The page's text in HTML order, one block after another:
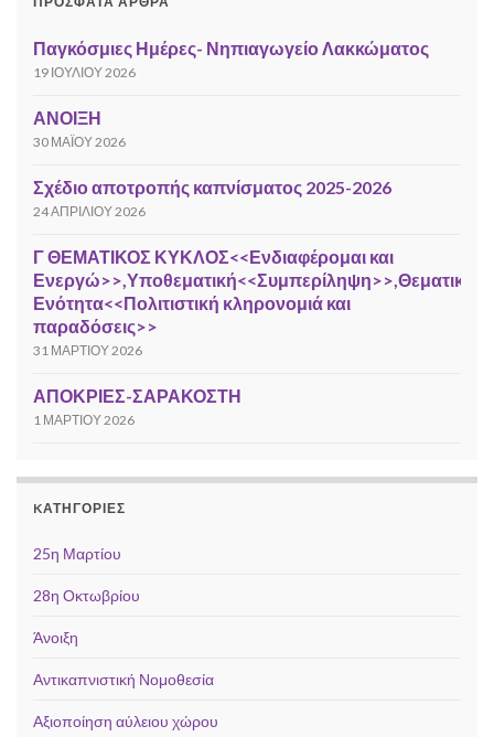
Παγκόσμιες Ημέρες- Νηπιαγωγείο Λακκώματος
19 ΙΟΥΛΊΟΥ 2026
ΑΝΟΙΞΗ
30 ΜΑΪ́ΟΥ 2026
Σχέδιο αποτροπής καπνίσματος 2025-2026
24 ΑΠΡΙΛΊΟΥ 2026
Γ ΘΕΜΑΤΙΚΟΣ ΚΥΚΛΟΣ<<Ενδιαφέρομαι και
Ενεργώ>>,Υποθεματική<<Συμπερίληψη>>,Θεματική
Ενότητα<<Πολιτιστική κληρονομιά και
παραδόσεις>>
31 ΜΑΡΤΊΟΥ 2026
ΑΠΟΚΡΙΕΣ-ΣΑΡΑΚΟΣΤΗ
1 ΜΑΡΤΊΟΥ 2026
KΑΤΗΓΟΡΊΕΣ
25η Μαρτίου
28η Οκτωβρίου
Άνοιξη
Αντικαπνιστική Νομοθεσία
Αξιοποίηση αύλειου χώρου